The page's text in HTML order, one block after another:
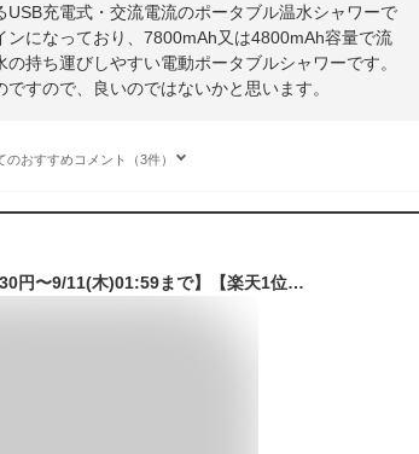
充電式・交流電流のポータブル温水シャワーで
ンになっており、7800mAh又は4800mAh容量で流
持ち運びしやすい電動ポータブルシャワーです。
すので、良いのではないかと思います。
のおすすめコメント（3件）
【4,950円→SALE4,730円〜9/11(木)01:59まで】【楽天1位】 FIELDOOR ポータブルシャワー 電動シャワー 簡易シャワー 電動 USB充電式 最大連続180分 アウトドアシャワー 携帯 水圧/水量調節 ポンプ 温水対応 ホルダー付き 海水浴 サーフィ ★[送料無料]